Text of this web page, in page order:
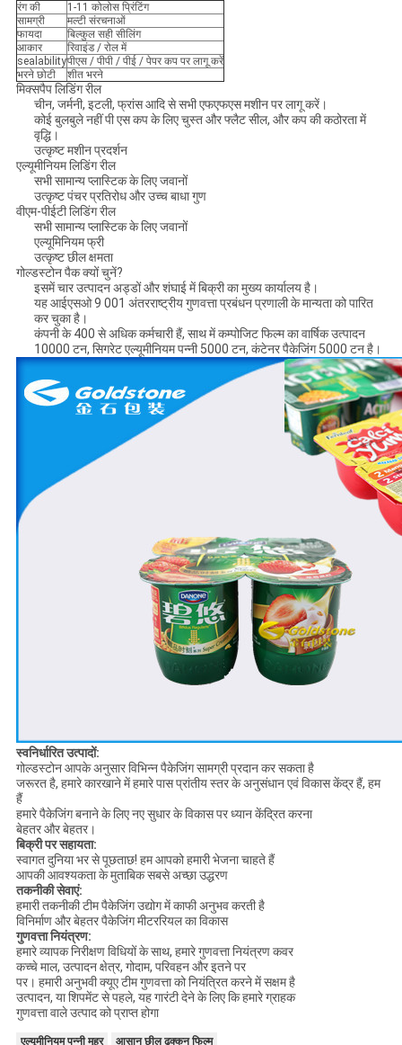
रंग की
1-11 कोलोस प्रिंटिंग
सामग्री
मल्टी संरचनाओं
फायदा
बिल्कुल सही सीलिंग
आकार
रिवाइंड / रोल में
sealabilityपीएस / पीपी / पीई / पेपर कप पर लागू करें
भरने छोटी
शीत भरने
मिक्सपैप लिडिंग रील
चीन, जर्मनी, इटली, फ्रांस आदि से सभी एफएफएस मशीन पर लागू करें।
कोई बुलबुले नहीं पी एस कप के लिए चुस्त और फ्लैट सील, और कप की कठोरता में
वृद्धि।
उत्कृष्ट मशीन प्रदर्शन
एल्यूमीनियम लिडिंग रील
सभी सामान्य प्लास्टिक के लिए जवानों
उत्कृष्ट पंचर प्रतिरोध और उच्च बाधा गुण
वीएम-पीईटी लिडिंग रील
सभी सामान्य प्लास्टिक के लिए जवानों
एल्यूमिनियम फ्री
उत्कृष्ट छील क्षमता
गोल्डस्टोन पैक क्यों चुनें?
इसमें चार उत्पादन अड्डों और शंघाई में बिक्री का मुख्य कार्यालय है।
यह आईएसओ 9 001 अंतरराष्ट्रीय गुणवत्ता प्रबंधन प्रणाली के मान्यता को पारित
कर चुका है।
कंपनी के 400 से अधिक कर्मचारी हैं, साथ में कम्पोजिट फिल्म का वार्षिक उत्पादन
10000 टन, सिगरेट एल्यूमीनियम पन्नी 5000 टन, कंटेनर पैकेजिंग 5000 टन है।
स्वनिर्धारित उत्पादों:
गोल्डस्टोन आपके अनुसार विभिन्न पैकेजिंग सामग्री प्रदान कर सकता है
जरूरत है, हमारे कारखाने में हमारे पास प्रांतीय स्तर के अनुसंधान एवं विकास केंद्र हैं, हम
हैं
हमारे पैकेजिंग बनाने के लिए नए सुधार के विकास पर ध्यान केंद्रित करना
बेहतर और बेहतर।
बिक्री पर सहायता:
स्वागत दुनिया भर से पूछताछ! हम आपको हमारी भेजना चाहते हैं
आपकी आवश्यकता के मुताबिक सबसे अच्छा उद्धरण
तकनीकी सेवाएं:
हमारी तकनीकी टीम पैकेजिंग उद्योग में काफी अनुभव करती है
विनिर्माण और बेहतर पैकेजिंग मीटररियल का विकास
गुणवत्ता नियंत्रण:
हमारे व्यापक निरीक्षण विधियों के साथ, हमारे गुणवत्ता नियंत्रण कवर
कच्चे माल, उत्पादन क्षेत्र, गोदाम, परिवहन और इतने पर
पर। हमारी अनुभवी क्यूए टीम गुणवत्ता को नियंत्रित करने में सक्षम है
उत्पादन, या शिपमेंट से पहले, यह गारंटी देने के लिए कि हमारे ग्राहक
गुणवत्ता वाले उत्पाद को प्राप्त होगा
एल्यूमीनियम पन्नी मुहर आसान छील ढक्कन फिल्म